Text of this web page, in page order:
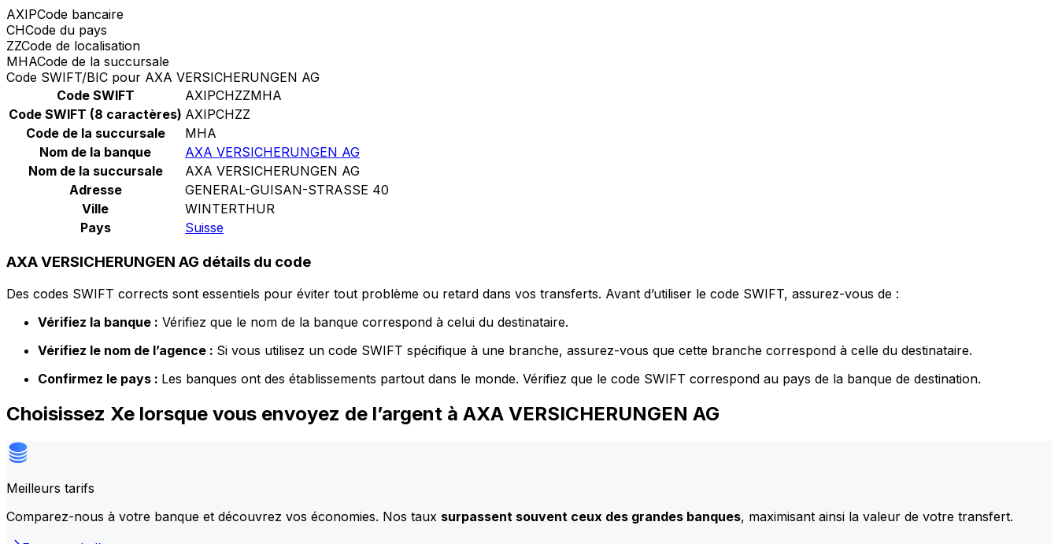
AXIPCode bancaire
CHCode du pays
ZZCode de localisation
MHACode de la succursale
Code SWIFT/BIC pour AXA VERSICHERUNGEN AG
Code SWIFT
AXIPCHZZMHA
Code SWIFT (8 caractères) AXIPCHZZ
Code de la succursale
MHA
Nom de la banque
AXA VERSICHERUNGEN AG
Nom de la succursale
AXA VERSICHERUNGEN AG
Adresse
GENERAL-GUISAN-STRASSE 40
Ville
WINTERTHUR
Pays
Suisse
AXA VERSICHERUNGEN AG détails du code
Des codes SWIFT corrects sont essentiels pour éviter tout problème ou retard dans vos transferts. Avant d’utiliser le code SWIFT, assurez-vous de :
Vérifiez la banque : Vérifiez que le nom de la banque correspond à celui du destinataire.
Vérifiez le nom de l’agence : Si vous utilisez un code SWIFT spécifique à une branche, assurez-vous que cette branche correspond à celle du destinataire.
Confirmez le pays : Les banques ont des établissements partout dans le monde. Vérifiez que le code SWIFT correspond au pays de la banque de destination.
Choisissez Xe lorsque vous envoyez de l’argent à AXA VERSICHERUNGEN AG
Meilleurs tarifs
Comparez-nous à votre banque et découvrez vos économies. Nos taux surpassent souvent ceux des grandes banques, maximisant ainsi la valeur de votre transfert.